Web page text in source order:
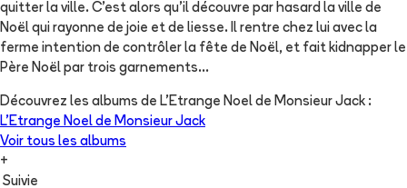
quitter la ville. C’est alors qu’il découvre par hasard la ville de
Noël qui rayonne de joie et de liesse. Il rentre chez lui avec la
ferme intention de contrôler la fête de Noël, et fait kidnapper le
Père Noël par trois garnements…
Découvrez les albums de L'Etrange Noel de Monsieur Jack :
L'Etrange Noel de Monsieur Jack
Voir tous les albums
+
Suivie